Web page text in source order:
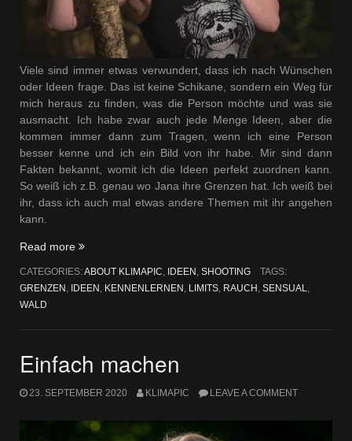
Viele sind immer etwas verwundert, dass ich nach Wünschen
oder Ideen frage. Das ist keine Schikane, sondern ein Weg für
mich heraus zu finden, was die Person möchte und was sie
ausmacht. Ich habe zwar auch jede Menge Ideen, aber die
kommen immer dann zum Tragen, wenn ich eine Person
besser kenne und ich ein Bild von ihr habe. Mir sind dann
Fakten bekannt, womit ich die Ideen perfekt zuordnen kann.
So weiß ich z.B. genau wo Jana ihre Grenzen hat. Ich weiß bei
ihr, dass ich auch mal etwas andere Themen mit ihr angehen
kann.
Read more „Ideen
CATEGORIES:ABOUT KLIMAPIC, IDEEN , SHOOTING
TAGS:
GRENZEN , IDEEN , KENNENLERNEN , LIMITS, RAUCH , SENSUAL,
WALD
Einfach machen
23. SEPTEMBER 2020 KLIMAPIC LEAVE A COMMENT